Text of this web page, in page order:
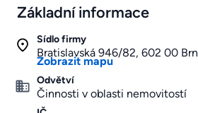
Základní informace
Sídlo firmy
Bratislavská 946/82, 602 00
Zobrazit mapu
Odvětví
Činnosti v oblasti nemovitostí